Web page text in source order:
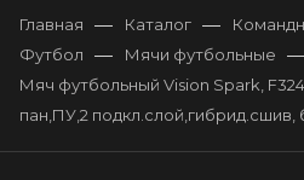
Главная — Каталог —
Футбол — Мячи футбольные —
Мяч футбольный Vision Spark,
пан,ПУ,2 подкл.слой,гибрид.сшив,